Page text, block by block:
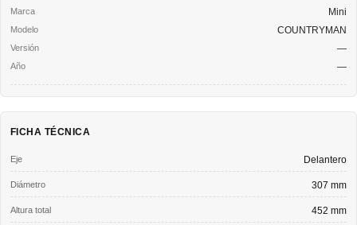
Mini
COUNTRYMAN
—
—
FICHA TÉCNICA
Eje Delantero
Diámetro 307 mm
Altura total 452 mm